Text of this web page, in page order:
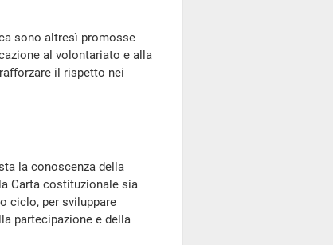
sono altresì promosse
al volontariato e alla
il rispetto nei
la conoscenza della
Carta costituzionale sia
ciclo, per sviluppare
partecipazione e della